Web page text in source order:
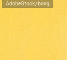
AdobeStock/bong